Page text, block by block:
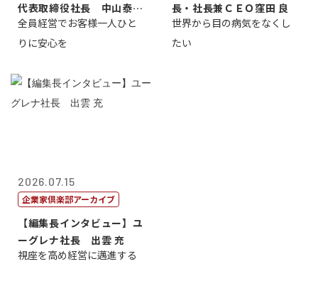
代表取締役社長 中山泰
男
全員経営でお客様一人ひと
りに安心を
長・社長兼ＣＥＯ窪田 良
世界から目の病気をなくし
たい
2026.07.15
企業家倶楽部アーカイブ
【編集長インタビュー】ユ
ーグレナ社長 出雲 充
視座を高め経営に邁進する